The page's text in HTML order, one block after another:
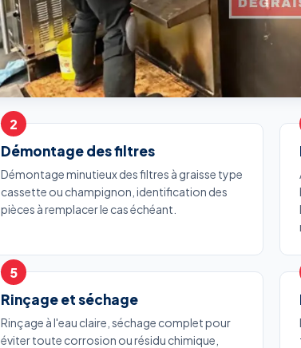
Démontage des filtres
Démontage minutieux des filtres à graisse type
cassette ou champignon, identification des
pièces à remplacer le cas échéant.
Rinçage et séchage
Rinçage à l'eau claire, séchage complet pour
éviter toute corrosion ou résidu chimique,